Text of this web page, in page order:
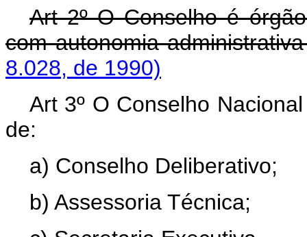
Art 2º O Conselho é
com autonomia
8.028, de 1990)
Art 3º O Conselho
de:
a) Conselho Deliberativo;
b) Assessoria Técnica;